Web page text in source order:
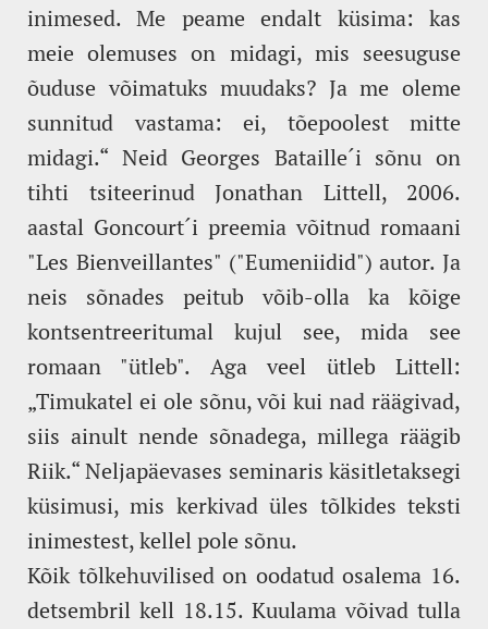
inimesed. Me peame endalt küsima: kas
meie olemuses on midagi, mis seesuguse
õuduse võimatuks muudaks? Ja me oleme
sunnitud vastama: ei, tõepoolest mitte
midagi.“ Neid Georges Bataille´i sõnu on
tihti tsiteerinud Jonathan Littell, 2006.
aastal Goncourt´i preemia võitnud romaani
"Les Bienveillantes" ("Eumeniidid") autor. Ja
neis sõnades peitub võib-olla ka kõige
kontsentreeritumal kujul see, mida see
romaan "ütleb". Aga veel ütleb Littell:
„Timukatel ei ole sõnu, või kui nad räägivad,
siis ainult nende sõnadega, millega räägib
Riik.“ Neljapäevases seminaris käsitletaksegi
küsimusi, mis kerkivad üles tõlkides teksti
inimestest, kellel pole sõnu.
Kõik tõlkehuvilised on oodatud osalema 16.
detsembril kell 18.15. Kuulama võivad tulla